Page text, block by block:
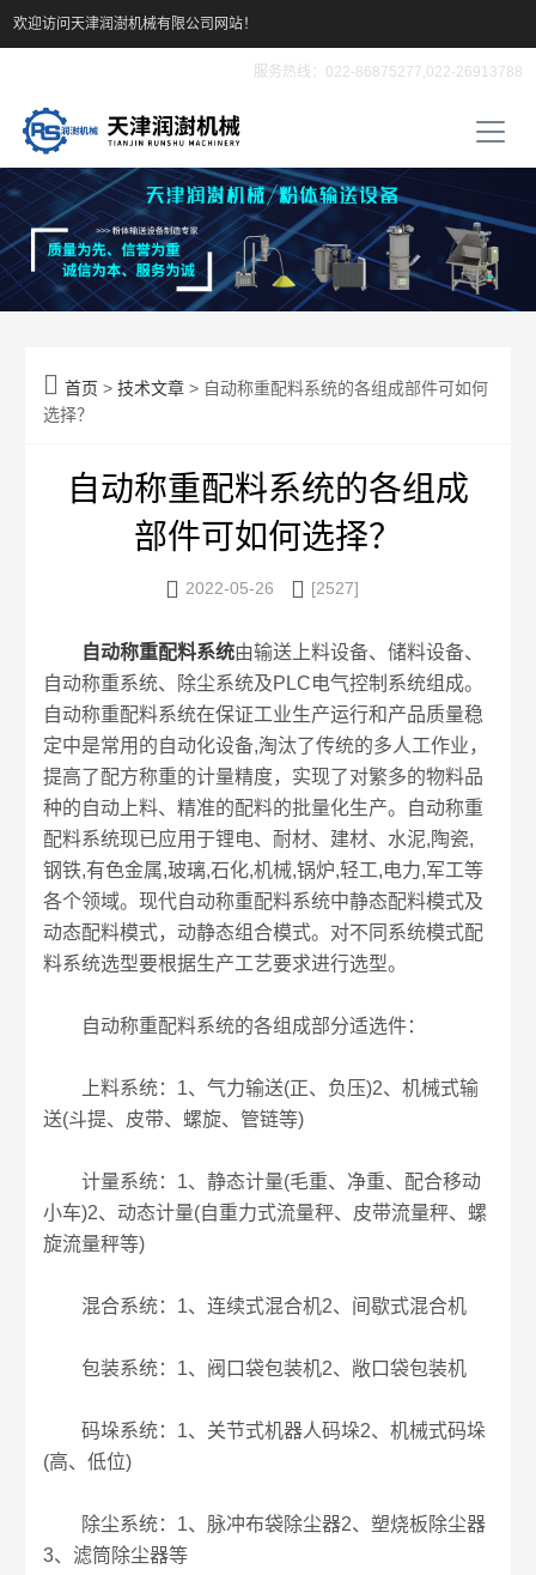
欢迎访问天津润澍机械有限公司网站！
服务热线：022-86875277,022-26913788
 首页 >技术文章 > 自动称重配料系统的各组成部件可如何
选择？
自动称重配料系统的各组成
部件可如何选择？
 2022-05-26  [2527]
自动称重配料系统由输送上料设备、储料设备、
自动称重系统、除尘系统及PLC电气控制系统组成。
自动称重配料系统在保证工业生产运行和产品质量稳
定中是常用的自动化设备,淘汰了传统的多人工作业，
提高了配方称重的计量精度，实现了对繁多的物料品
种的自动上料、精准的配料的批量化生产。自动称重
配料系统现已应用于锂电、耐材、建材、水泥,陶瓷,
钢铁,有色金属,玻璃,石化,机械,锅炉,轻工,电力,军工等
各个领域。现代自动称重配料系统中静态配料模式及
动态配料模式，动静态组合模式。对不同系统模式配
料系统选型要根据生产工艺要求进行选型。
自动称重配料系统的各组成部分适选件：
上料系统：1、气力输送(正、负压)2、机械式输
送(斗提、皮带、螺旋、管链等)
计量系统：1、静态计量(毛重、净重、配合移动
小车)2、动态计量(自重力式流量秤、皮带流量秤、螺
旋流量秤等)
混合系统：1、连续式混合机2、间歇式混合机
包装系统：1、阀口袋包装机2、敞口袋包装机
码垛系统：1、关节式机器人码垛2、机械式码垛
(高、低位)
除尘系统：1、脉冲布袋除尘器2、塑烧板除尘器
3、滤筒除尘器等